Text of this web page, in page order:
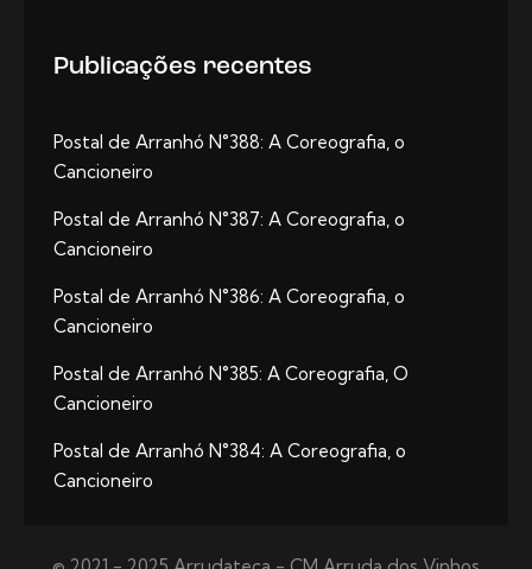
Publicações recentes
Postal de Arranhó N°388: A Coreografia, o
Cancioneiro
Postal de Arranhó N°387: A Coreografia, o
Cancioneiro
Postal de Arranhó N°386: A Coreografia, o
Cancioneiro
Postal de Arranhó N°385: A Coreografia, O
Cancioneiro
Postal de Arranhó N°384: A Coreografia, o
Cancioneiro